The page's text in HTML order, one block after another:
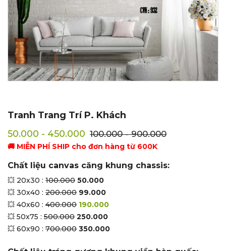
Tranh Trang Trí P. Khách
50.000 - 450.000 100.000 - 900.000
🚚 MIỄN PHÍ SHIP cho đơn hàng từ 600K
Chất liệu canvas căng khung chassis:
💥 20x30 : 100.000 50.000
💥 30x40 : 200.000 99.000
💥 40x60 : 400.000 190.000
💥 50x75 : 500.000 250.000
💥 60x90 : 700.000 350.000